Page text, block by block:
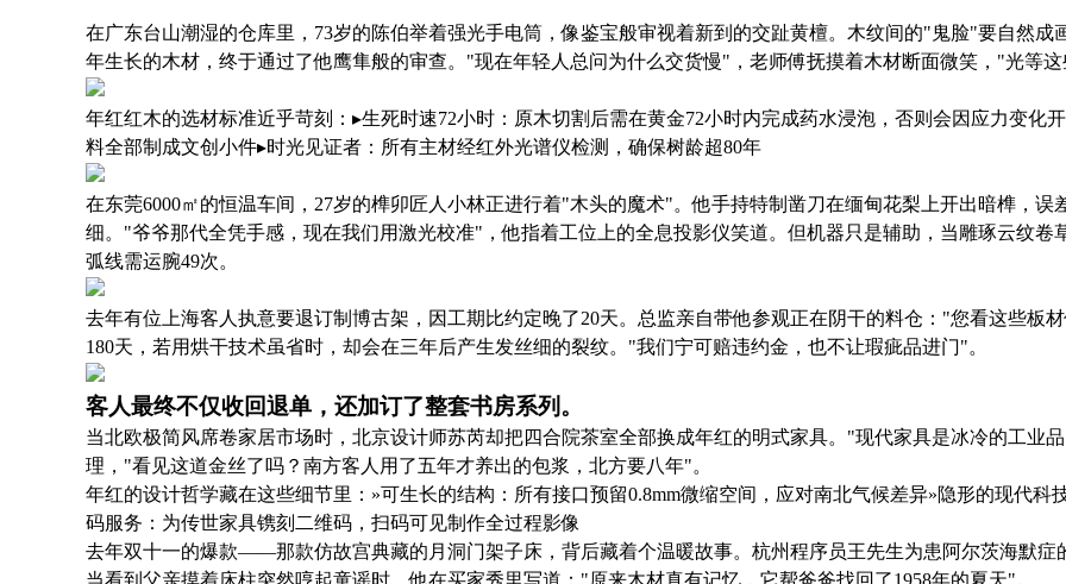
在广东台山潮湿的仓库里，73岁的陈伯举着强光手电筒，像鉴宝般审视着新到的交趾黄檀。木纹间的"鬼脸"要自然成
年生长的木材，终于通过了他鹰隼般的审查。"现在年轻人总问为什么交货慢"，老师傅抚摸着木材断面微笑，"光等
年红红木的选材标准近乎苛刻：▸生死时速72小时：原木切割后需在黄金72小时内完成药水浸泡，否则会因应力变化
料全部制成文创小件▸时光见证者：所有主材经红外光谱仪检测，确保树龄超80年
在东莞6000㎡的恒温车间，27岁的榫卯匠人小林正进行着"木头的魔术"。他手持特制凿刀在缅甸花梨上开出暗榫，
细。"爷爷那代全凭手感，现在我们用激光校准"，他指着工位上的全息投影仪笑道。但机器只是辅助，当雕琢云纹
弧线需运腕49次。
去年有位上海客人执意要退订制博古架，因工期比约定晚了20天。总监亲自带他参观正在阴干的料仓："您看这些板
180天，若用烘干技术虽省时，却会在三年后产生发丝细的裂纹。"我们宁可赔违约金，也不让瑕疵品进门"。
客人最终不仅收回退单，还加订了整套书房系列。
当北欧极简风席卷家居市场时，北京设计师苏芮却把四合院茶室全部换成年红的明式家具。"现代家具是冰冷的工业
理，"看见这道金丝了吗？南方客人用了五年才养出的包浆，北方要八年"。
年红的设计哲学藏在这些细节里：»可生长的结构：所有接口预留0.8mm微缩空间，应对南北气候差异»隐形的现代
码服务：为传世家具镌刻二维码，扫码可见制作全过程影像
去年双十一的爆款——那款仿故宫典藏的月洞门架子床，背后藏着个温暖故事。杭州程序员王先生为患阿尔茨海默症
当看到父亲摸着床柱突然哼起童谣时，他在买家秀里写道："原来木材真有记忆，它帮爸爸找回了1958年的夏天"。